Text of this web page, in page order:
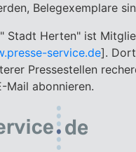
Belegexemplare
Stadt Herten" ist
service.de].
Pressestellen
Mail abonnieren.